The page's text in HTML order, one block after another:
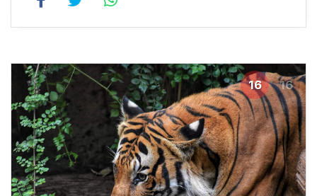
16 16